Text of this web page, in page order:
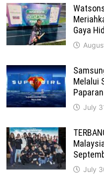
Gaya
Melalui
July
July